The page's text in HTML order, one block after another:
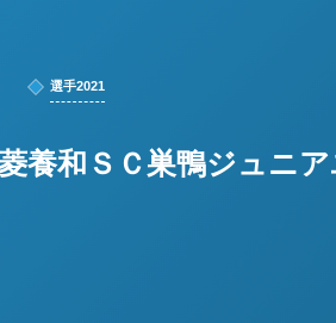
選手2021
養和ＳＣ巣鴨ジュニア